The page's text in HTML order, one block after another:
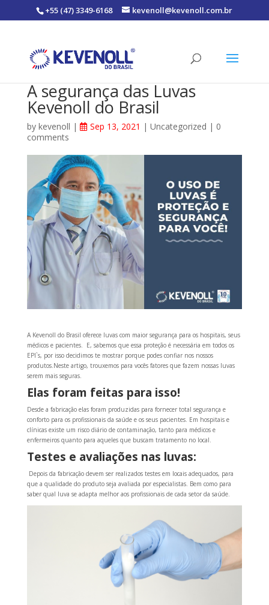
+55 (47) 3349-6168 kevenoll@kevenoll.com.br
A segurança das Luvas
Kevenoll do Brasil
by kevenoll | Sep 13, 2021 | Uncategorized | 0
comments
A Kevenoll do Brasil oferece luvas com maior segurança para os hospitais, seus
médicos e pacientes. E, sabemos que essa proteção é necessária em todos os
EPI`s, por isso decidimos te mostrar porque podes confiar nos nossos
produtos.Neste artigo, trouxemos para vocês fatores que fazem nossas luvas
serem mais seguras.
Elas foram feitas para isso!
Desde a fabricação elas foram produzidas para fornecer total segurança e
conforto para os profissionais da saúde e os seus pacientes. Em hospitais e
clínicas existe um risco diário de contaminação, tanto para médicos e
enfermeiros quanto para aqueles que buscam tratamento no local.
Testes e avaliações nas luvas:
Depois da fabricação devem ser realizados testes em locais adequados, para
que a qualidade do produto seja avaliada por especialistas. Bem como para
saber qual luva se adapta melhor aos profissionais de cada setor da saúde.